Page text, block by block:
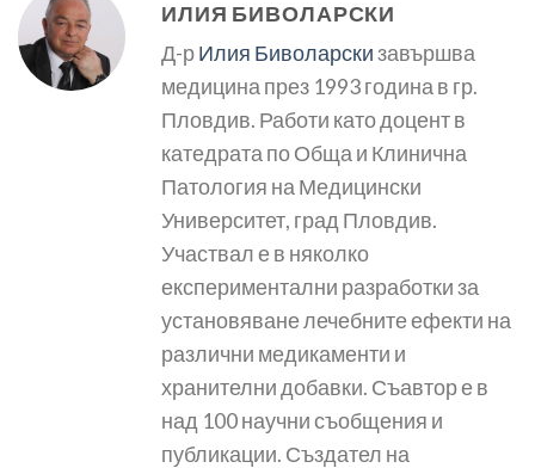
ИЛИЯ БИВОЛАРСКИ
Д-рИлия Биволарскизавършва
медицина през 1993 година в гр.
Пловдив. Работи като доцент в
катедрата по Обща и Клинична
Патология на Медицински
Университет, град Пловдив.
Участвал е в няколко
експериментални разработки за
установяване лечебните ефекти на
различни медикаменти и
хранителни добавки. Съавтор е в
над 100 научни съобщения и
публикации. Създател на